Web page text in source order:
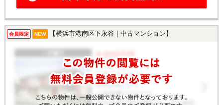
会員限定 NEW 【横浜市港南区下永谷｜中古マンション】